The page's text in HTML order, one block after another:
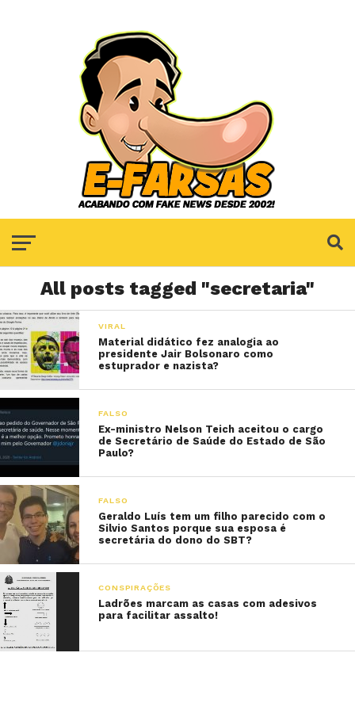
All posts tagged "secretaria"
VIRAL
Material didático fez analogia ao
presidente Jair Bolsonaro como
estuprador e nazista?
FALSO
Ex-ministro Nelson Teich aceitou o cargo
de Secretário de Saúde do Estado de São
Paulo?
FALSO
Geraldo Luís tem um filho parecido com o
Silvio Santos porque sua esposa é
secretária do dono do SBT?
CONSPIRAÇÕES
Ladrões marcam as casas com adesivos
para facilitar assalto!